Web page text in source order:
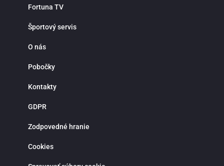
Prečo stávkovať práve vo Fortune? Okrem bohatej ponuky športových udalostí
domácich aj zahraničných líg, vrátane slovenského a českého futbalu či
stávkovanie, Fortuna ti poskytne všetky nástroje na profesionálne tipovanie.
počas celého stretnutia. Stav na góly, rohy, fauly, vylúčenia alebo ďalší vývoj
ideálne pre skúsenejších tipérov aj pre hráčov, ktorí majú radi dynamiku a
rýchle rozhodovanie. Fortuna myslí aj na nových hráčov. Pre
stávky bez rizika a pravidelné promo akcie. Verní hráči môžu získať rôzne
športovými udalosťami. Bonusová ponuka sa pravidelne obmieňa a prináša
viac možností, ako zvýšiť šancu na výhru. Moderná mobilná aplikácia Fortuna
Aplikácia poskytuje rýchly prístup k stávkam, live udalostiam, histórii tiketov a
najnovších akciách, bonusoch a dôležitých zápasoch. Fortuna kladie dôraz na
Fortuna TV
Športový servis
O nás
Pobočky
Kontakty
GDPR
Zodpovedné hranie
Cookies